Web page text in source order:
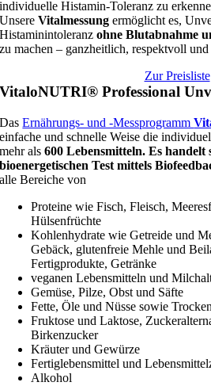
individuelle Histamin-Toleranz zu
UnsereVitalmessung ermöglicht es,
Histaminintoleranzohne Blutabnahme
zu machen – ganzheitlich, respektvoll
Zur Preisliste
VitaloNUTRI® Professional
DasErnährungs- und -Messprogramm
einfache und schnelle Weise die
mehr als600 Lebensmitteln. Es handelt
bioenergetischen Test mittels
alle Bereiche von
Proteine wie Fisch, Fleisch,
Hülsenfrüchte
Kohlenhydrate wie Getreide und
Gebäck, glutenfreie Mehle und
Fertigprodukte, Getränke
veganen Lebensmitteln und
Gemüse, Pilze, Obst und Säfte
Fette, Öle und Nüsse sowie
Fruktose und Laktose,
Birkenzucker
Kräuter und Gewürze
Fertiglebensmittel und
Alkohol